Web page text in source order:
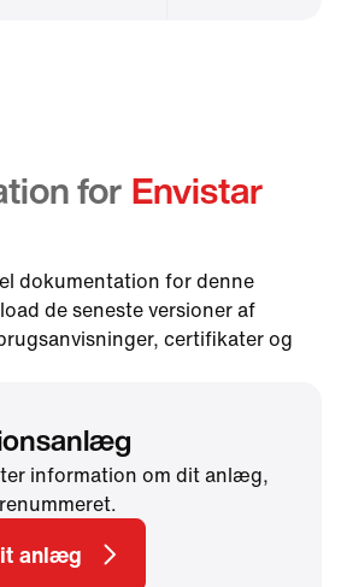
for Envistar
dokumentation for denne
de seneste versioner af
certifikater og
information om dit anlæg,
anlæg